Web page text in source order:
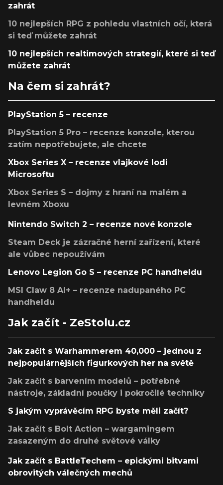
zahrát
10 nejlepších RPG z pohledu vlastních očí, která
si teď můžete zahrát
10 nejlepších realtimových strategií, které si teď
můžete zahrát
Na čem si zahrát?
PlayStation 5 – recenze
PlayStation 5 Pro – recenze konzole, kterou
zatím nepotřebujete, ale chcete
Xbox Series X – recenze vlajkové lodi
Microsoftu
Xbox Series S – dojmy z hraní na malém a
levném Xboxu
Nintendo Switch 2 – recenze nové konzole
Steam Deck je zázračné herní zařízení, které
ale vůbec nepoužívám
Lenovo Legion Go S – recenze PC handheldu
MSI Claw 8 AI+ – recenze nadupaného PC
handheldu
Jak začít - ZeStolu.cz
Jak začít s Warhammerem 40,000 – jednou z
nejpopulárnějších figurkových her na světě
Jak začít s barvením modelů – potřebné
nástroje, základní poučky i pokročilé techniky
S jakým vyprávěcím RPG byste měli začít?
Jak začít s Bolt Action – wargamingem
zasazeným do druhé světové války
Jak začít s BattleTechem – epickými bitvami
obrovitých válečných mechů